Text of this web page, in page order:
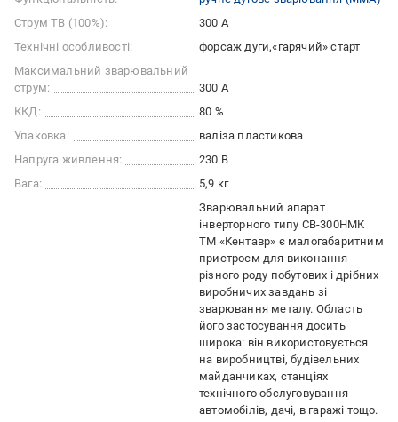
Струм ТВ (100%):
300 А
Технічні особливості:
форсаж дуги «гарячий» старт
Максимальний зварювальний
струм:
300 А
ККД:
80 %
Упаковка:
валіза пластикова
Напруга живлення:
230 В
Вага:
5,9 кг
Зварювальний апарат
інверторного типу СВ-300НМК
ТМ «Кентавр» є малогабаритним
пристроєм для виконання
різного роду побутових і дрібних
виробничих завдань зі
зварювання металу. Область
його застосування досить
широка: він використовується
на виробництві, будівельних
майданчиках, станціях
технічного обслуговування
автомобілів, дачі, в гаражі тощо.